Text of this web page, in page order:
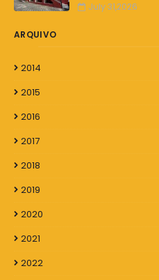
July 31,2026
ARQUIVO
2014
2015
2016
2017
2018
2019
2020
2021
2022